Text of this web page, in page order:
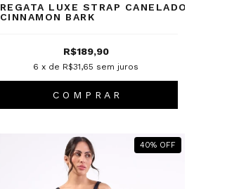
REGATA LUXE STRAP CANELADO
CINNAMON BARK
R$189,90
6 x de R$31,65 sem juros
C O M P R A R
40% OFF